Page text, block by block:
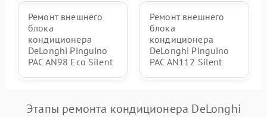
Ремонт внешнего
блока
кондиционера
DeLonghi Pinguino
PAC AN98 Eco Silent
Ремонт внешнего
блока
кондиционера
DeLonghi Pinguino
PAC AN112 Silent
Этапы ремонта кондиционера DeLonghi